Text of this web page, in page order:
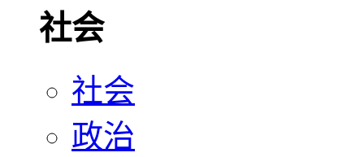
社会
社会
政治